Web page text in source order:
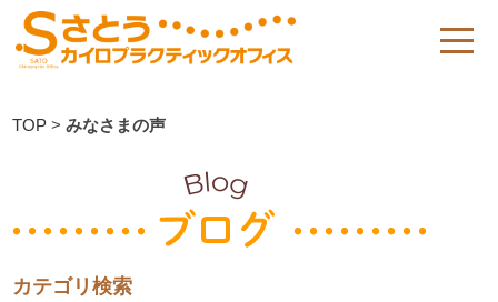
TOP >みなさまの声
カテゴリ検索